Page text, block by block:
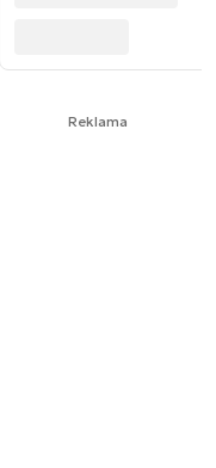
Reklama